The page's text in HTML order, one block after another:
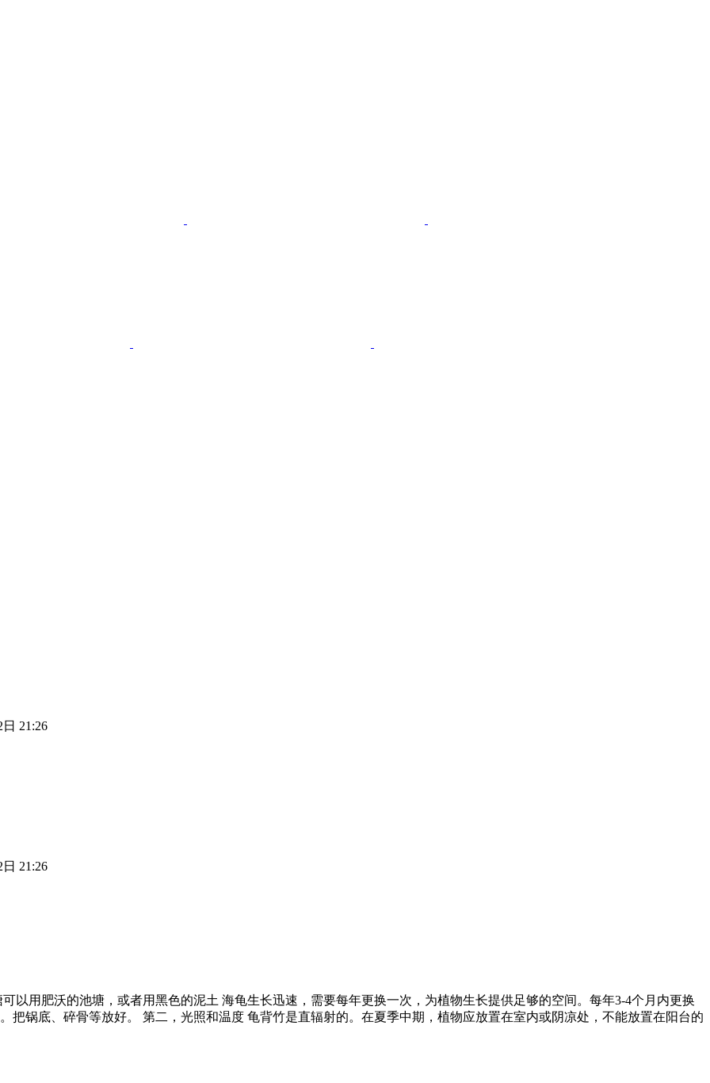
21:26
21:26
以用肥沃的池塘，或者用黑色的泥土 海龟生长迅速，需要每年更换一次，为植物生长提供足够的空间。每年3-4个月内更换
把锅底、碎骨等放好。 第二，光照和温度 龟背竹是直辐射的。在夏季中期，植物应放置在室内或阴凉处，不能放置在阳台的